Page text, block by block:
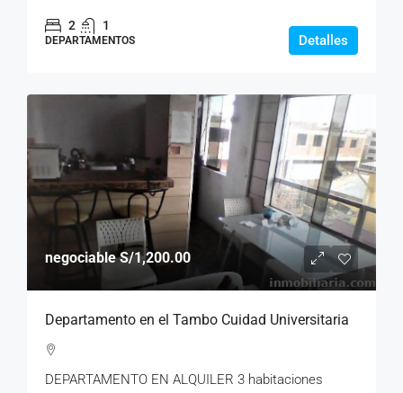
2 1
DEPARTAMENTOS Detalles
negociableS/1,200.00
Departamento en el Tambo Cuidad Universitaria
DEPARTAMENTO EN ALQUILER 3 habitaciones